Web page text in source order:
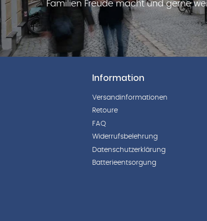
Familien Freude macht und gerne
Information
Versandinformationen
Retoure
FAQ
Widerrufsbelehrung
Datenschutzerklärung
Batterieentsorgung